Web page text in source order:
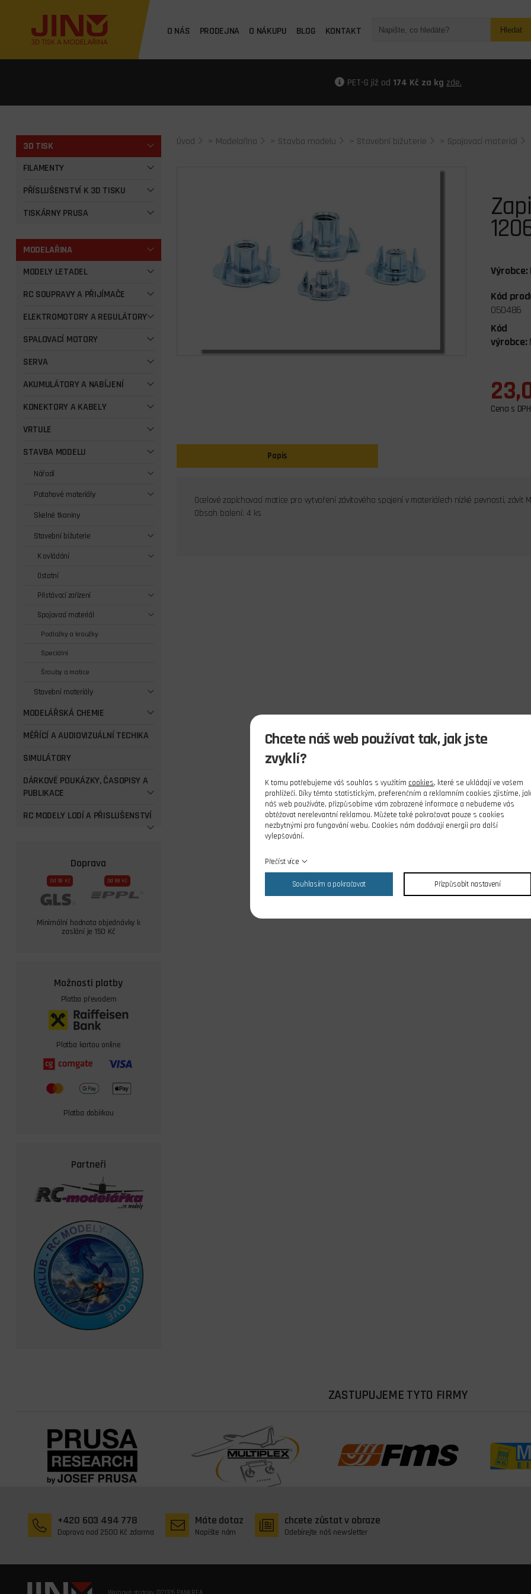
O NÁS PRODEJNA O NÁKUPU BLOG KONTAKT Hledat
PET-G již od 174 Kč za kg zde.
3D TISK
FILAMENTY
PŘÍSLUŠENSTVÍ K 3D TISKU
TISKÁRNY PRUSA
MODELAŘINA
MODELY LETADEL
RC SOUPRAVY A PŘIJÍMAČE
ELEKTROMOTORY A REGULÁTORY
SPALOVACÍ MOTORY
SERVA
AKUMULÁTORY A NABÍJENÍ
KONEKTORY A KABELY
VRTULE
STAVBA MODELU
Nářadí
Potahové materiály
Skelné tkaniny
Stavební bižuterie
K ovládání
Ostatní
Přistávací zařízení
Spojovací materiál
Podložky a kroužky
Speciální
Šrouby a matice
Stavební materiály
MODELÁŘSKÁ CHEMIE
MĚŘÍCÍ A AUDIOVIZUÁLNÍ TECHIKA
SIMULÁTORY
DÁRKOVÉ POUKÁZKY, ČASOPISY A
PUBLIKACE
RC MODELY LODÍ A PŘISLUŠENSTVÍ
Doprava
Od 59 Kč Od 69 Kč
Minimální hodnota objednávky k
zaslání je 150 Kč
Možnosti platby
Platba převodem
Platba kartou online
Platba dobírkou
Partneři
Úvod > Modelařina > Stavba modelu > Stavební bižuterie > Spojovací materiál
Výrobce:
Kód
050486
Kód
výrobce:
Cena s DPH
Popis
Ocelové zapichovací matice pro vytvoření závitového spojení v materiálech nízké pevnosti, závit
Obsah balení: 4 ks
ZASTUPUJEME TYTO FIRMY
+420 603 494 778
Doprava nad 2500 Kč zdarma
Máte dotaz
Napište nám
chcete zůstat v obraze
Odebírejte náš newsletter
Chcete náš web používat tak, jak jste
zvyklí?
K tomu potřebujeme váš souhlas s využitím cookies, které se ukládají ve vašem
prohlížeči. Díky těmto statistickým, preferenčním a reklamním cookies zjistíme, jak
náš web používáte, přizpůsobíme vám zobrazené informace a nebudeme vás
obtěžovat nerelevantní reklamou. Můžete také pokračovat pouze s cookies
nezbytnými pro fungování webu. Cookies nám dodávají energii pro další
vylepšování.
Přečíst více
Souhlasím a pokračovat Přizpůsobit nastavení